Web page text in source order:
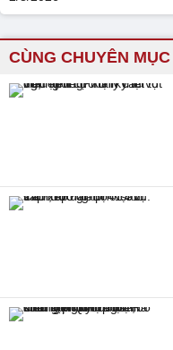
CÙNG CHUYÊN MỤC